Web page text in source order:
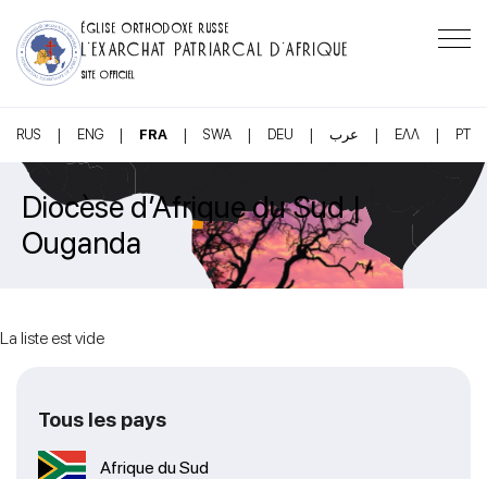
ÉGLISE ORTHODOXE RUSSE
L’EXARCHAT PATRIARCAL D’AFRIQUE
SITE OFFICIEL
RUS | ENG | FRA | SWA | DEU | عرب | ΕΛΛ | PT
Diocèse d’Afrique du Sud |
Ouganda
La liste est vide
Tous les pays
Afrique du Sud